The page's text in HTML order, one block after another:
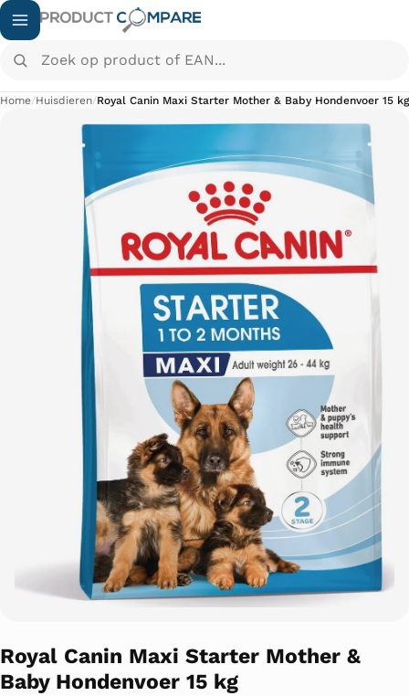
Home/Huisdieren/Royal Canin Maxi Starter Mother & Baby Hondenvoer 15 kg
Royal Canin Maxi Starter Mother &
Baby Hondenvoer 15 kg